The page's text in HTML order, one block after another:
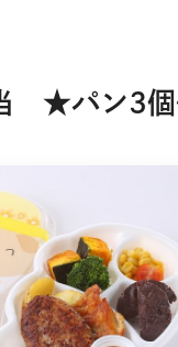
★パン3